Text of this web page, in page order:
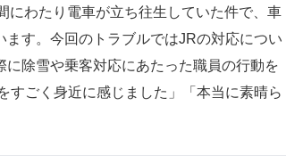
わたり電車が立ち往生していた件で、車
す。今回のトラブルではJRの対応につい
除雪や乗客対応にあたった職員の行動を
すごく身近に感じました」「本当に素晴ら